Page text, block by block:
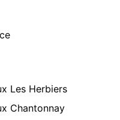
Les Herbiers
Chantonnay